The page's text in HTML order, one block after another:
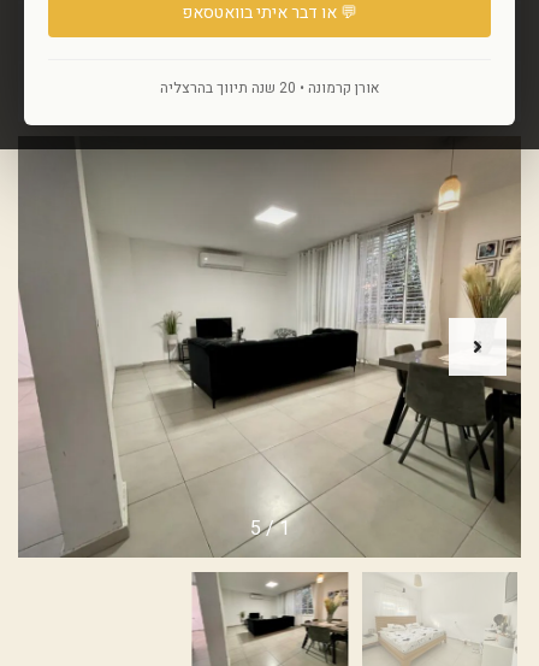
הוסף לנכסים שאהבתי
1
/
5
💬 או דבר איתי בוואטסאפ
אורן קרמונה • 20 שנה תיווך בהרצליה